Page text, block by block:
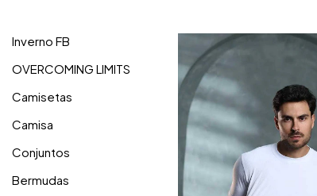
Inverno FB
OVERCOMING LIMITS
Camisetas
Camisa
Conjuntos
Bermudas